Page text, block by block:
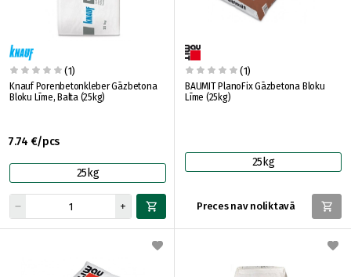
(1)
Knauf Porenbetonkleber Gāzbetona
Bloku Līme, Balta (25kg)
7.74 €/pcs
25kg
(1)
BAUMIT PlanoFix Gāzbetona Bloku
Līme (25kg)
25kg
Preces nav noliktavā